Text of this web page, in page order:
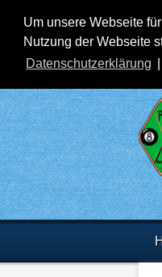
Um unsere Webseite
Nutzung der Webseite
Datenschutzerklärung